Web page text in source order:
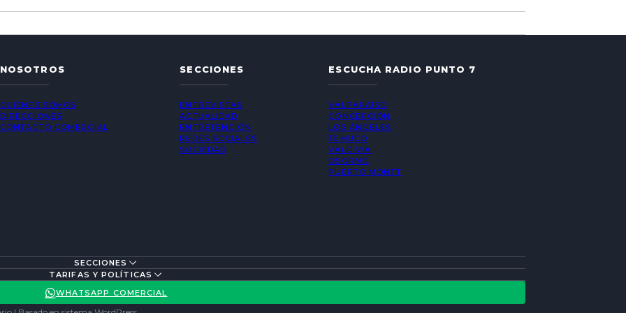
NOSOTROS
QUIÉNES SOMOS
DIRECCIONES
CONTACTO COMERCIAL
SECCIONES
ENTREVISTAS
ACTUALIDAD
ENTRETENCIÓN
REDES SOCIALES
SOCIEDAD
ESCUCHA RADIO PUNTO 7
VALPARAÍSO
CONCEPCIÓN
LOS ÁNGELES
TEMUCO
VALDIVIA
OSORNO
PUERTO MONTT
SECCIONES
TARIFAS Y POLÍTICAS
WHATSAPP COMERCIAL